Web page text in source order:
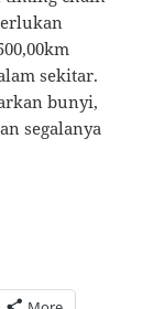
sekitar.
bunyi,
segalanya